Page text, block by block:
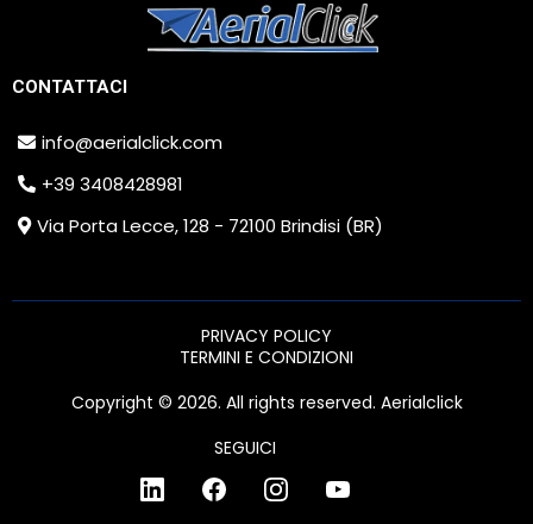
CONTATTACI
info@aerialclick.com
+39 3408428981
Via Porta Lecce, 128 - 72100 Brindisi (BR)
PRIVACY POLICY
TERMINI E CONDIZIONI
Copyright © 2026. All rights reserved. Aerialclick
SEGUICI